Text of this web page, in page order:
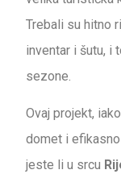
Trebali su hitno
inventar i šutu, i
sezone.
Ovaj projekt,
domet i
jeste li u srcu